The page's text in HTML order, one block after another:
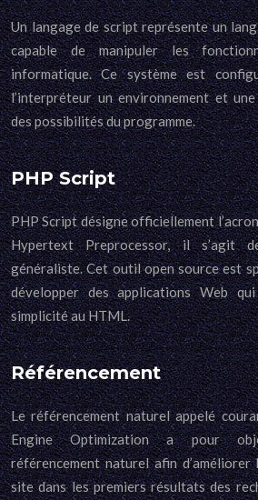
Un langage de script représente un
capable de manipuler les
informatique. Ce système est
l’interpréteur un environnement et
des possibilités du programme.
PHP Script
PHP Script désigne officiellement
Hypertext Preprocessor, il s’agit
généraliste. Cet outil open source est
développer des applications Web
simplicité au HTML.
Référencement
Le référencement naturel appelé
Engine Optimization a pour
référencement naturel afin d’améliorer
site dans les premiers résultats des